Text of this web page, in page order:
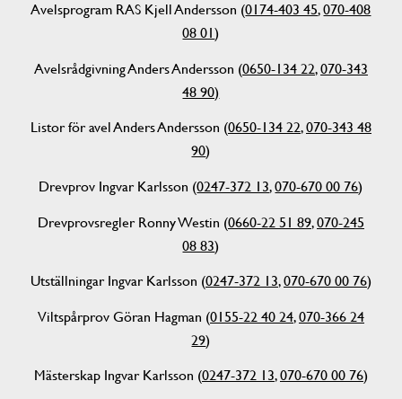
Avelsprogram RAS Kjell Andersson (0174-403 45,070-408
08 01)
Avelsrådgivning Anders Andersson (0650-134 22,070-343
48 90)
Listor för avel Anders Andersson (0650-134 22,070-343 48
90)
Drevprov Ingvar Karlsson (0247-372 13,070-670 00 76)
Drevprovsregler Ronny Westin (0660-22 51 89,070-245
08 83)
Utställningar Ingvar Karlsson (0247-372 13,070-670 00 76)
Viltspårprov Göran Hagman (0155-22 40 24,070-366 24
29)
Mästerskap Ingvar Karlsson (0247-372 13,070-670 00 76)